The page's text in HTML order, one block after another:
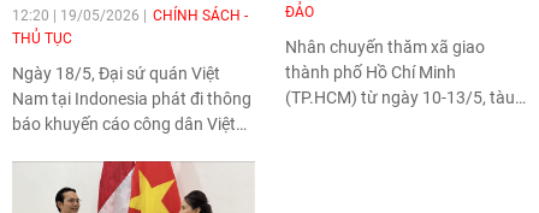
12:20 | 19/05/2026
CHÍNH SÁCH -
THỦ TỤC
Ngày 18/5, Đại sứ quán Việt
Nam tại Indonesia phát đi thông
báo khuyến cáo công dân Việt
làm việc tại Indonesia nâng cao
cảnh giác trước các đường dây
ĐẢO
Nhân chuyến thăm xã giao
thành phố Hồ Chí Minh
(TP.HCM) từ ngày 10-13/5, tàu